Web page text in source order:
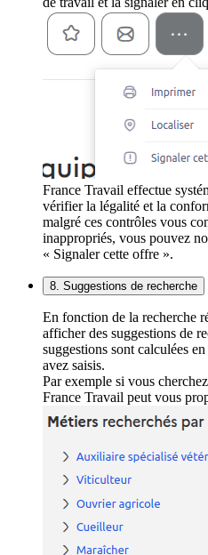
France Travail effectue
vérifier la légalité et la
malgré ces contrôles vous
inappropriés, vous pouvez
« Signaler cette offre ».
8. Suggestions de recherche
En fonction de la recherche
afficher des suggestions de
suggestions sont calculées
avez saisis.
Par exemple si vous
France Travail peut vous